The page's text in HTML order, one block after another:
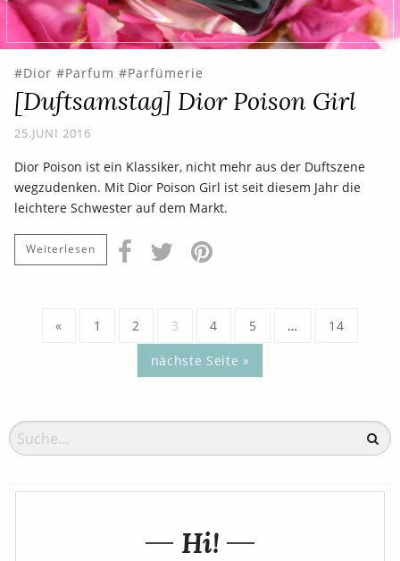
Dior Parfum Parfümerie
[Duftsamstag] Dior Poison Girl
25.JUNI 2016
Dior Poison ist ein Klassiker, nicht mehr aus der Duftszene
wegzudenken. Mit Dior Poison Girl ist seit diesem Jahr die
leichtere Schwester auf dem Markt.
Weiterlesen
« 1 2 3 4 5 … 14
nächste Seite »
Hi!